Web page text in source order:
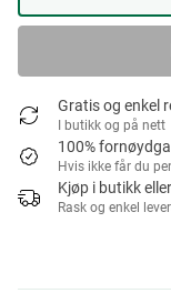
Gratis og enkel
I butikk og på nett
100%
Hvis ikke får du
Kjøp i butikk
Rask og enkel